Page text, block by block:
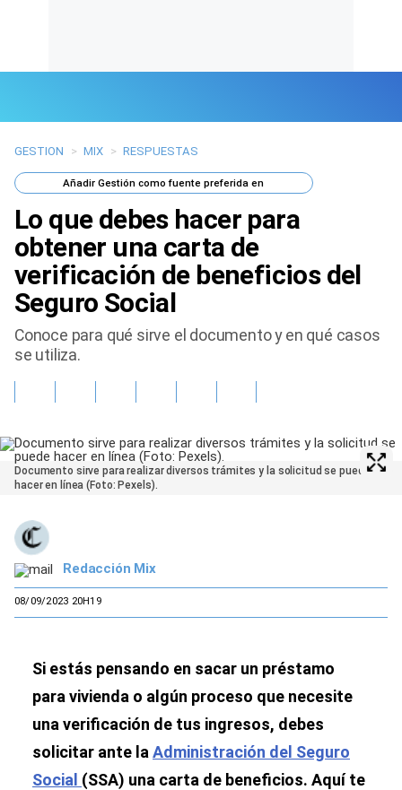
Últimas Noticias
Mi Bolsillo
Respuestas
Gente
Vida Laboral
Tendencias Mix
GESTION > MIX > RESPUESTAS
AñadirGestión como fuente preferida en
Lo que debes hacer para
obtener una carta de
verificación de beneficios del
Seguro Social
Conoce para qué sirve el documento y en qué casos
se utiliza.
Documento sirve para realizar diversos trámites y la solicitud se puede
hacer en línea (Foto: Pexels).
Redacción Mix
08/09/2023 20H19
Si estás pensando en sacar un préstamo
para vivienda o algún proceso que necesite
una verificación de tus ingresos, debes
solicitar ante la Administración del Seguro
Social (SSA) una carta de beneficios. Aquí te